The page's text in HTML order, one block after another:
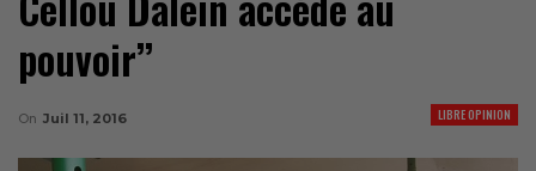
pouvoir’’
LIBRE OPINION
On Juil 11, 2016